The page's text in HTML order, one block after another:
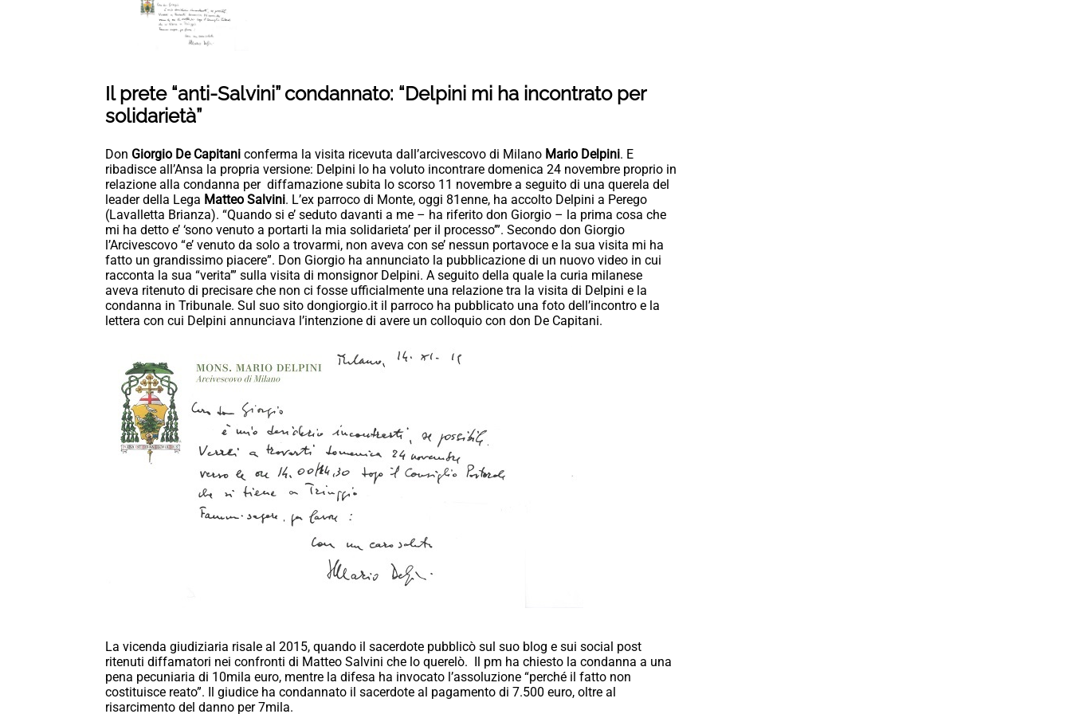
Il prete “anti-Salvini” condannato: “Delpini mi ha incontrato per
solidarietà”
Don Giorgio De Capitani conferma la visita ricevuta dall’arcivescovo di Milano Mario Delpini. E
ribadisce all’Ansa la propria versione: Delpini lo ha voluto incontrare domenica 24 novembre proprio in
relazione alla condanna per diffamazione subita lo scorso 11 novembre a seguito di una querela del
leader della Lega Matteo Salvini. L’ex parroco di Monte, oggi 81enne, ha accolto Delpini a Perego
(Lavalletta Brianza). “Quando si e’ seduto davanti a me – ha riferito don Giorgio – la prima cosa che
mi ha detto e’ ‘sono venuto a portarti la mia solidarieta’ per il processo’”. Secondo don Giorgio
l’Arcivescovo “e’ venuto da solo a trovarmi, non aveva con se’ nessun portavoce e la sua visita mi ha
fatto un grandissimo piacere”. Don Giorgio ha annunciato la pubblicazione di un nuovo video in cui
racconta la sua “verita’” sulla visita di monsignor Delpini. A seguito della quale la curia milanese
aveva ritenuto di precisare che non ci fosse ufficialmente una relazione tra la visita di Delpini e la
condanna in Tribunale. Sul suo sito dongiorgio.it il parroco ha pubblicato una foto dell’incontro e la
lettera con cui Delpini annunciava l’intenzione di avere un colloquio con don De Capitani.
La vicenda giudiziaria risale al 2015, quando il sacerdote pubblicò sul suo blog e sui social post
ritenuti diffamatori nei confronti di Matteo Salvini che lo querelò. Il pm ha chiesto la condanna a una
pena pecuniaria di 10mila euro, mentre la difesa ha invocato l’assoluzione “perché il fatto non
costituisce reato”. Il giudice ha condannato il sacerdote al pagamento di 7.500 euro, oltre al
risarcimento del danno per 7mila.